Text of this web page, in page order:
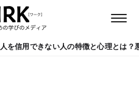
人を信用できない人の特徴と心理とは？